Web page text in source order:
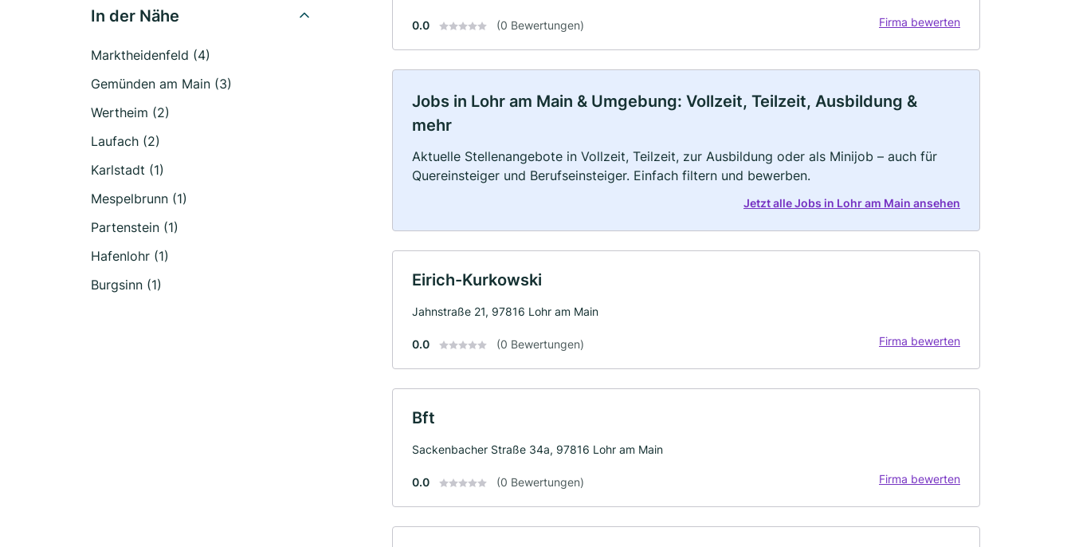
In der Nähe
Marktheidenfeld (4)
Gemünden am Main (3)
Wertheim (2)
Laufach (2)
Karlstadt (1)
Mespelbrunn (1)
Partenstein (1)
Hafenlohr (1)
Burgsinn (1)
0.0 (0 Bewertungen) Firma bewerten
Jobs in Lohr am Main & Umgebung: Vollzeit, Teilzeit, Ausbildung &
mehr
Aktuelle Stellenangebote in Vollzeit, Teilzeit, zur Ausbildung oder als Minijob – auch für
Quereinsteiger und Berufseinsteiger. Einfach filtern und bewerben.
Jetzt alle Jobs in Lohr am Main ansehen
Eirich-Kurkowski
Jahnstraße 21, 97816 Lohr am Main
0.0 (0 Bewertungen) Firma bewerten
Bft
Sackenbacher Straße 34a, 97816 Lohr am Main
0.0 (0 Bewertungen) Firma bewerten